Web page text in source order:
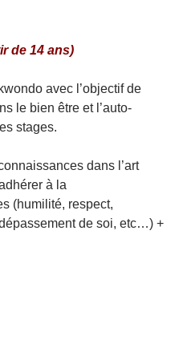
de 14 ans)
avec l’objectif de
le bien être et l’auto-
stages.
dans l’art
à la
(humilité, respect,
de soi, etc…) +